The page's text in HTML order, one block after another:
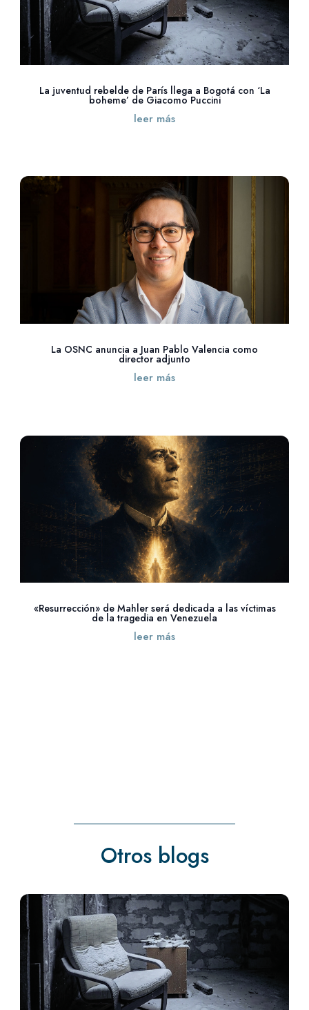
La juventud rebelde de París llega a Bogotá con ‘La
boheme’ de Giacomo Puccini
leer más
La OSNC anuncia a Juan Pablo Valencia como
director adjunto
leer más
«Resurrección» de Mahler será dedicada a las víctimas
de la tragedia en Venezuela
leer más
Otros blogs